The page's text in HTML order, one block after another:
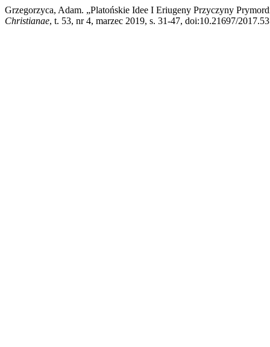
Grzegorzyca, Adam. „Platońskie Idee I Eriugeny Przyczyny
Christianae, t. 53, nr 4, marzec 2019, s. 31-47, doi:10.21697/